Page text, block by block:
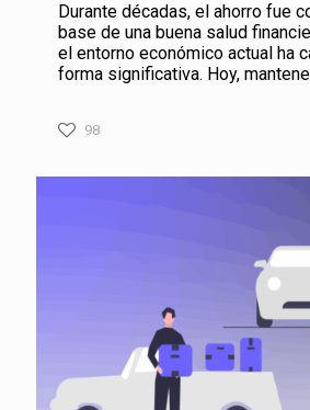
Durante décadas, el ahorro fue
base de una buena salud
el entorno económico actual ha
forma significativa. Hoy,
98